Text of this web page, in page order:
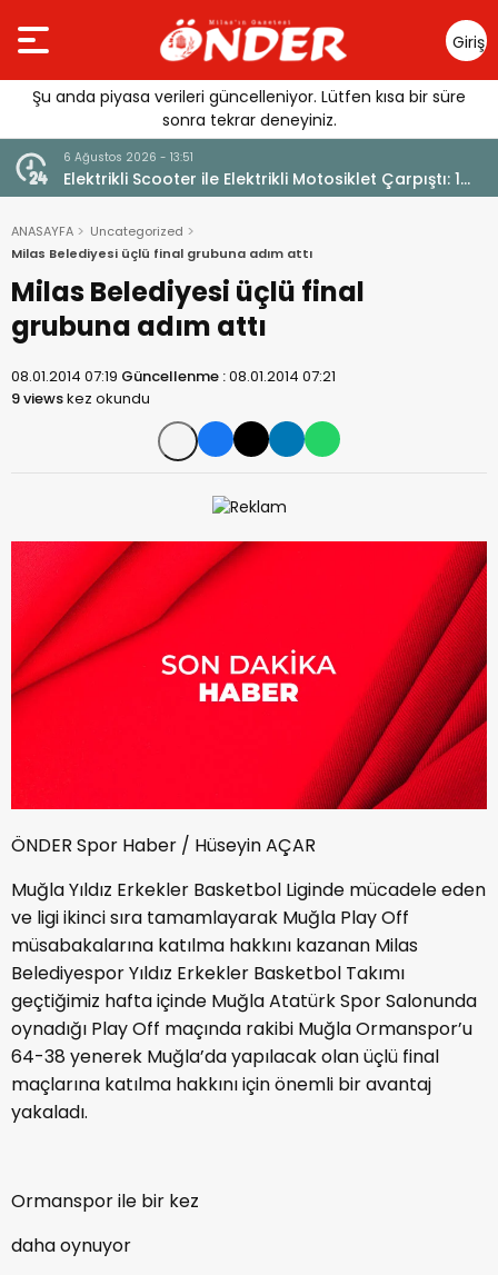
Giriş
Yap
Şu anda piyasa verileri güncelleniyor. Lütfen kısa bir süre
sonra tekrar deneyiniz.
6 Ağustos 2026 - 13:51
Elektrikli Scooter ile Elektrikli Motosiklet Çarpıştı: 1
Yaralı
ANASAYFA
Uncategorized
Milas Belediyesi üçlü final grubuna adım attı
Milas Belediyesi üçlü final
grubuna adım attı
08.01.2014 07:19 Güncellenme :08.01.2014 07:21
9 viewskez okundu
ÖNDER Spor Haber / Hüseyin AÇAR
Muğla Yıldız Erkekler Basketbol Liginde mücadele eden
ve ligi ikinci sıra tamamlayarak Muğla Play Off
müsabakalarına katılma hakkını kazanan Milas
Belediyespor Yıldız Erkekler Basketbol Takımı
geçtiğimiz hafta içinde Muğla Atatürk Spor Salonunda
oynadığı Play Off maçında rakibi Muğla Ormanspor’u
64-38 yenerek Muğla’da yapılacak olan üçlü final
maçlarına katılma hakkını için önemli bir avantaj
yakaladı.
Ormanspor ile bir kez
daha oynuyor